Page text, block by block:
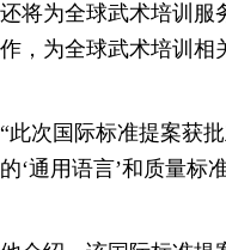
还将为全球武术培训服
作，为全球武术培训相
“此次国际标准提案获
的‘通用语言’和质量标